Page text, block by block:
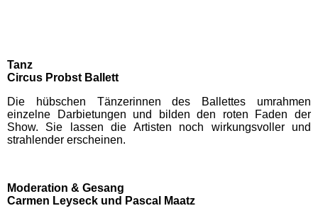
AQUApark Oberhausen
Claudius Therme
Freizeitbad Heveney
Tanz
Circus Probst Ballett
Die hübschen Tänzerinnen des Ballettes umrahmen
einzelne Darbietungen und bilden den roten Faden der
Show. Sie lassen die Artisten noch wirkungsvoller und
strahlender erscheinen.
Moderation & Gesang
Carmen Leyseck und Pascal Maatz